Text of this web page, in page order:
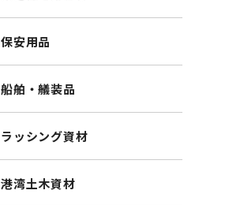
保安用品
船舶・艤装品
ラッシング資材
港湾土木資材